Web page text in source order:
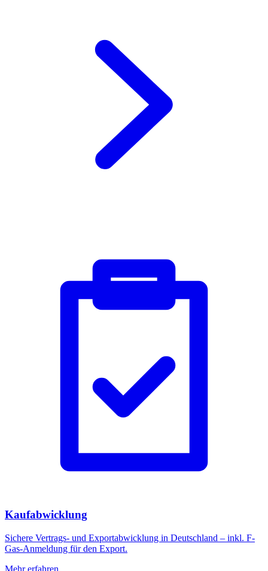
Kaufabwicklung
Sichere Vertrags- und Exportabwicklung in Deutschland – inkl. F-
Gas-Anmeldung für den Export.
Mehr erfahren